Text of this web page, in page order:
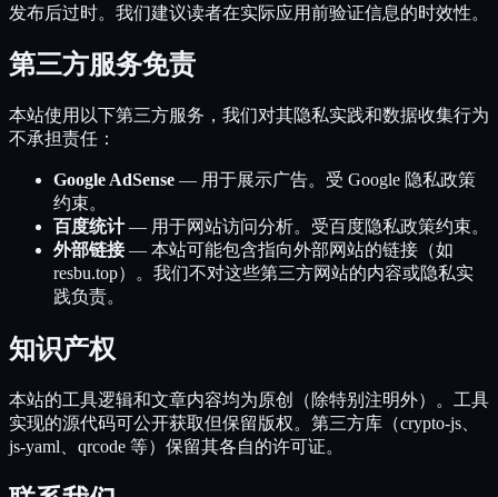
发布后过时。我们建议读者在实际应用前验证信息的时效性。
第三方服务免责
本站使用以下第三方服务，我们对其隐私实践和数据收集行为
不承担责任：
Google AdSense — 用于展示广告。受 Google 隐私政策
约束。
百度统计— 用于网站访问分析。受百度隐私政策约束。
外部链接— 本站可能包含指向外部网站的链接（如
resbu.top）。我们不对这些第三方网站的内容或隐私实
践负责。
知识产权
本站的工具逻辑和文章内容均为原创（除特别注明外）。工具
实现的源代码可公开获取但保留版权。第三方库（crypto-js、
js-yaml、qrcode 等）保留其各自的许可证。